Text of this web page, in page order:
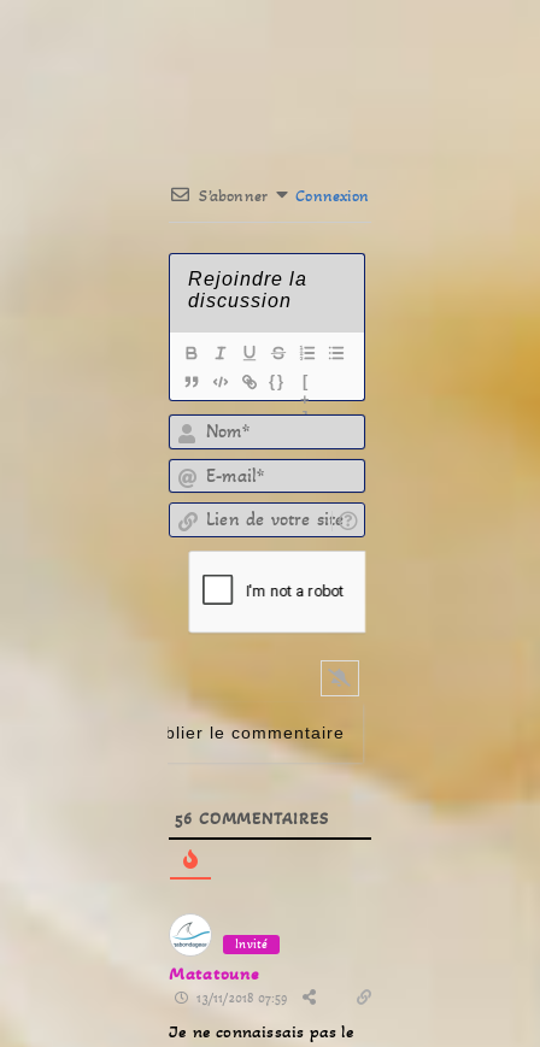
S’abonner Connexion
{}
[
+
]
56 COMMENTAIRES
Invité
Matatoune
13/11/2018 07:59
Je ne connaissais pas le